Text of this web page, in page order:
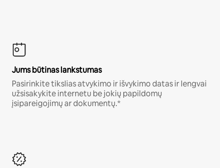
Jums būtinas lankstumas
Pasirinkite tikslias atvykimo ir išvykimo datas ir lengvai
užsisakykite internetu be jokių papildomų
įsipareigojimų ar dokumentų.*